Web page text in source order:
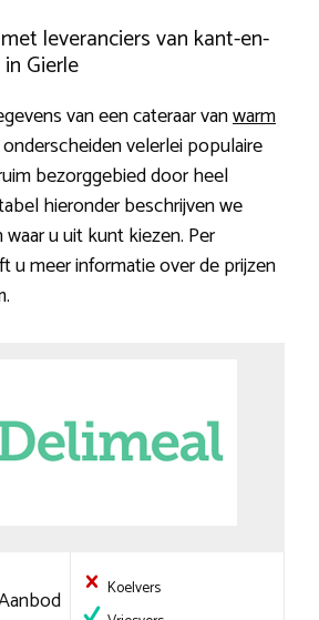
leveranciers van kant-en-
Gierle
van een cateraar vanwarm
velerlei populaire
bezorggebied door heel
hieronder beschrijven we
u uit kunt kiezen. Per
u meer informatie over de prijzen
Koelvers